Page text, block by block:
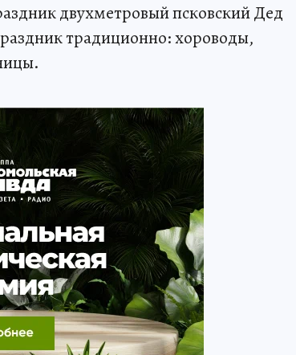
двухметровый псковский Дед
традиционно: хороводы,